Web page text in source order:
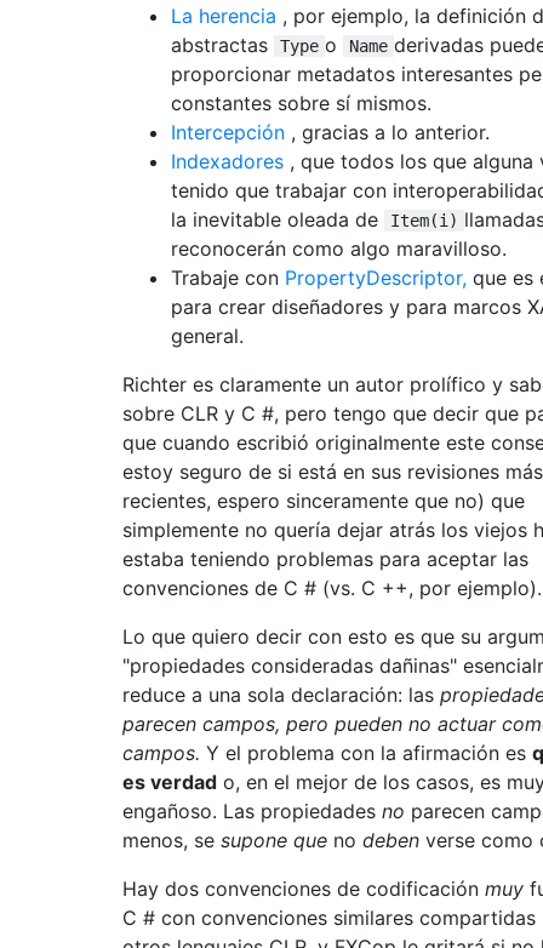
La herencia , por ejemplo, la definición
abstractas
Type o Name derivadas
proporcionar metadatos interesantes
constantes sobre sí mismos.
Intercepción , gracias a lo anterior.
Indexadores , que todos los que alguna
tenido que trabajar con
la inevitable oleada de
Item(i)
reconocerán como algo maravilloso.
Trabaje con PropertyDescriptor, que es
para crear diseñadores y para marcos
general.
Richter es claramente un autor prolífico y
sobre CLR y C #, pero tengo que decir que
que cuando escribió originalmente este
estoy seguro de si está en sus revisiones más
recientes, espero sinceramente que no) que
simplemente no quería dejar atrás los viejos
estaba teniendo problemas para aceptar las
convenciones de C # (vs. C ++, por ejemplo).
Lo que quiero decir con esto es que su
"propiedades consideradas dañinas"
reduce a una sola declaración: las
parecen campos, pero pueden no actuar
campos. Y el problema con la afirmación es
es verdad o, en el mejor de los casos, es
engañoso. Las propiedades no parecen
menos, se supone que no deben verse como
Hay dos convenciones de codificación muy
C # con convenciones similares compartidas